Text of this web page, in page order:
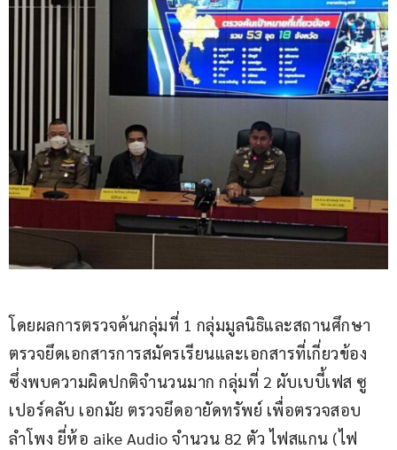
โดยผลการตรวจค้นกลุ่มที่ 1 กลุ่มมูลนิธิและสถานศึกษา
ตรวจยึดเอกสารการสมัครเรียนและเอกสารที่เกี่ยวข้อง
ซึ่งพบความผิดปกติจํานวนมาก กลุ่มที่ 2 ผับเบบี้เฟส ซู
เปอร์คลับ เอกมัย ตรวจยึดอายัดทรัพย์ เพื่อตรวจสอบ
ลำโพง ยี่ห้อ aike Audio จำนวน 82 ตัว ไฟสแกน (ไฟ